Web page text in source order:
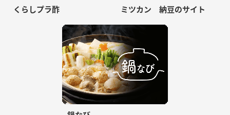
くらしプラ酢 ミツカン 納豆のサイト